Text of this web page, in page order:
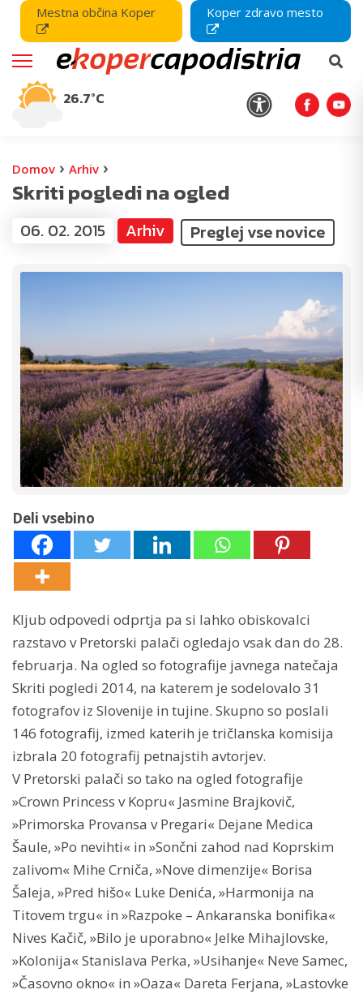
Mestna občina Koper Koper zdravo mesto
26.7°C
Domov › Arhiv ›
Skriti pogledi na ogled
06. 02. 2015 Arhiv Preglej vse novice
Deli vsebino
Kljub odpovedi odprtja pa si lahko obiskovalci
razstavo v Pretorski palači ogledajo vsak dan do 28.
februarja. Na ogled so fotografije javnega natečaja
Skriti pogledi 2014, na katerem je sodelovalo 31
fotografov iz Slovenije in tujine. Skupno so poslali
146 fotografij, izmed katerih je tričlanska komisija
izbrala 20 fotografij petnajstih avtorjev.
V Pretorski palači so tako na ogled fotografije
»Crown Princess v Kopru« Jasmine Brajkovič,
»Primorska Provansa v Pregari« Dejane Medica
Šaule, »Po nevihti« in »Sončni zahod nad Koprskim
zalivom« Mihe Crniča, »Nove dimenzije« Borisa
Šaleja, »Pred hišo« Luke Denića, »Harmonija na
Titovem trgu« in »Razpoke – Ankaranska bonifika«
Nives Kačič, »Bilo je uporabno« Jelke Mihajlovske,
»Kolonija« Stanislava Perka, »Usihanje« Neve Samec,
»Časovno okno« in »Oaza« Dareta Ferjana, »Lastovke